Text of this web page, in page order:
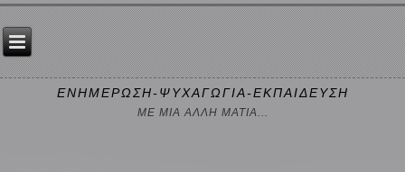
ΕΝΗΜΕΡΩΣΗ-ΨΥΧΑΓΩΓΙΑ-ΕΚΠΑΙΔΕΥΣΗ
ΜΕ ΜΙΑ ΑΛΛΗ ΜΑΤΙΑ...